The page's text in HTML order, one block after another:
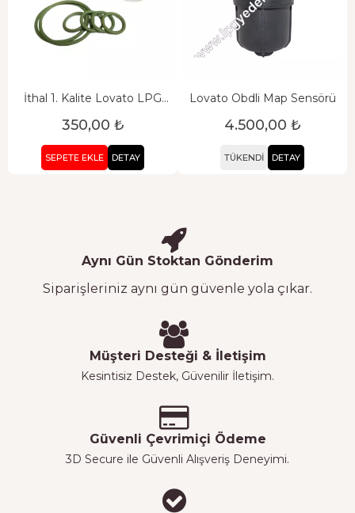
İthal 1. Kalite Lovato LPG
350,00 ₺
SEPETE EKLE DETAY
Lovato Obdli Map Sensörü
4.500,00 ₺
TÜKENDI DETAY
Aynı Gün Stoktan Gönderim
Siparişleriniz aynı gün güvenle yola çıkar.
Müşteri Desteği & İletişim
Kesintisiz Destek, Güvenilir İletişim.
Güvenli Çevrimiçi Ödeme
3D Secure ile Güvenli Alışveriş Deneyimi.